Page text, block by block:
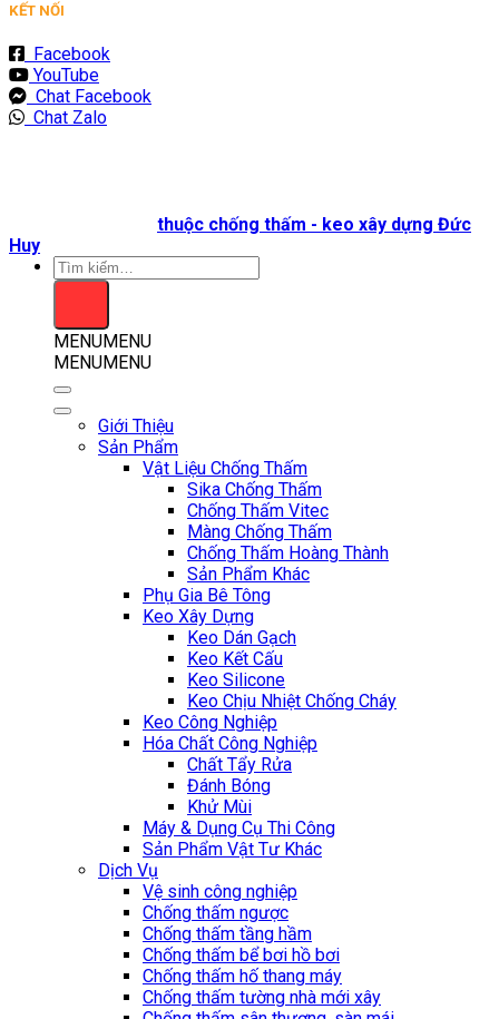
KẾT NỐI
Facebook
YouTube
Chat Facebook
Chat Zalo
thuộc chống thấm - keo xây dựng Đức
Huy
Tìm
kiếm:
MENUMENU
MENUMENU
Giới Thiệu
Sản Phẩm
Vật Liệu Chống Thấm
Sika Chống Thấm
Chống Thấm Vitec
Màng Chống Thấm
Chống Thấm Hoàng Thành
Sản Phẩm Khác
Phụ Gia Bê Tông
Keo Xây Dựng
Keo Dán Gạch
Keo Kết Cấu
Keo Silicone
Keo Chịu Nhiệt Chống Cháy
Keo Công Nghiệp
Hóa Chất Công Nghiệp
Chất Tẩy Rửa
Đánh Bóng
Khử Mùi
Máy & Dụng Cụ Thi Công
Sản Phẩm Vật Tư Khác
Dịch Vụ
Vệ sinh công nghiệp
Chống thấm ngược
Chống thấm tầng hầm
Chống thấm bể bơi hồ bơi
Chống thấm hố thang máy
Chống thấm tường nhà mới xây